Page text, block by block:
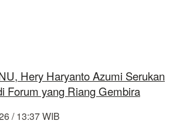
Hery Haryanto Azumi Serukan
Forum yang Riang Gembira
/ 13:37 WIB